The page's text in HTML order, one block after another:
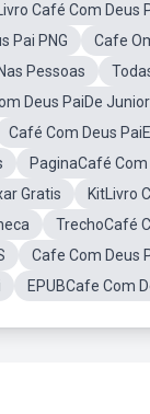
Café Com Deus
Pai PNG
Cafe
Pessoas
Deus PaiDe
Café Com Deus
PaginaCafé Com
Gratis
KitLivro
TrechoCafé
Cafe Com Deus
EPUBCafe Com